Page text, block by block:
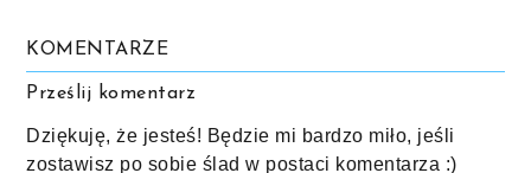
KOMENTARZE
Prześlij komentarz
Dziękuję, że jesteś! Będzie mi bardzo miło, jeśli
zostawisz po sobie ślad w postaci komentarza :)